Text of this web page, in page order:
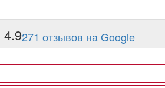
4.9271 отзывов на Google